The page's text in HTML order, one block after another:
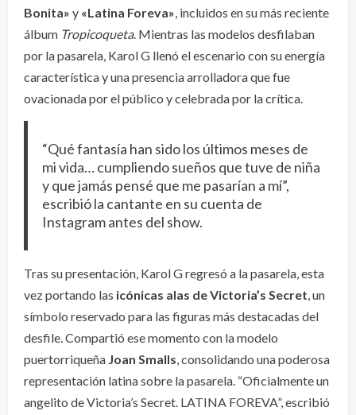
Bonita» y «Latina Foreva», incluidos en su más reciente
álbum Tropicoqueta. Mientras las modelos desfilaban
por la pasarela, Karol G llenó el escenario con su energía
característica y una presencia arrolladora que fue
ovacionada por el público y celebrada por la crítica.
“Qué fantasía han sido los últimos meses de
mi vida… cumpliendo sueños que tuve de niña
y que jamás pensé que me pasarían a mí”,
escribió la cantante en su cuenta de
Instagram antes del show.
Tras su presentación, Karol G regresó a la pasarela, esta
vez portando las icónicas alas de Victoria’s Secret, un
símbolo reservado para las figuras más destacadas del
desfile. Compartió ese momento con la modelo
puertorriqueña Joan Smalls, consolidando una poderosa
representación latina sobre la pasarela. “Oficialmente un
angelito de Victoria’s Secret. LATINA FOREVA”, escribió